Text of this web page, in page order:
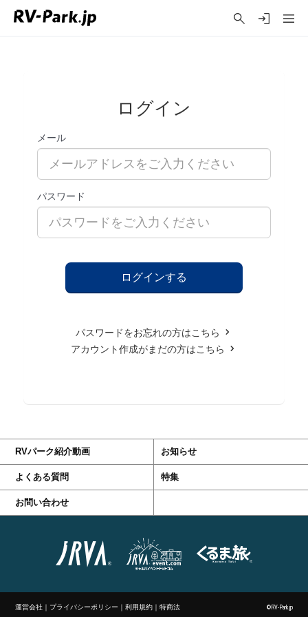
ログイン
メール
パスワード
パスワードをお忘れの方はこちら
アカウント作成がまだの方はこちら
RVパーク紹介動画 お知らせ
よくある質問 特集
お問い合わせ
運営会社 ｜ プライバシーポリシー ｜利用規約 ｜特商法 ©RV-Park.jp